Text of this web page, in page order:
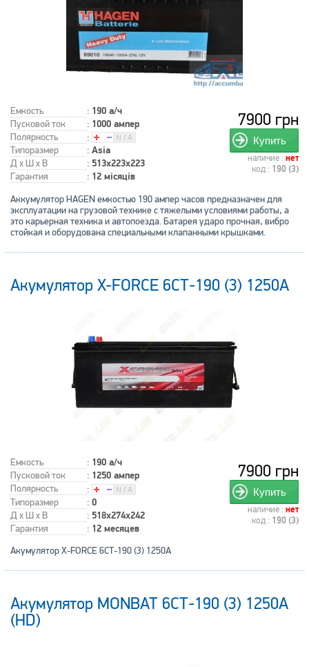
Емкость : 190 а/ч
Пусковой ток : 1000 ампер
Полярность
:
Типоразмер
: Asia
Д x Ш x В : 513x223x223
Гарантия : 12 місяців
7900 грн
Купить
наличие : нет
код : 190 (3)
Аккумулятор HAGEN емкостью 190 ампер часов предназначен для
эксплуатации на грузовой технике с тяжелыми условиями работы, а
это карьерная техника и автопоезда. Батарея ударо прочная, вибро
стойкая и оборудована специальными клапанными крышками.
Акумулятор X-FORCE 6СТ-190 (3) 1250A
Емкость : 190 а/ч
Пусковой ток : 1250 ампер
Полярность
:
Типоразмер
: 0
Д x Ш x В : 518x274x242
Гарантия : 12 месяцев
7900 грн
Купить
наличие : нет
код : 190 (3)
Акумулятор X-FORCE 6СТ-190 (3) 1250A
Акумулятор MONBAT 6СТ-190 (3) 1250A
(HD)